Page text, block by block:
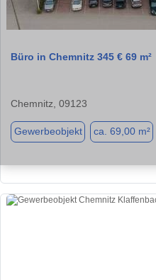
Büro in Chemnitz 345 € 69 m²
Chemnitz, 09123
Gewerbeobjekt ca. 69,00 m²